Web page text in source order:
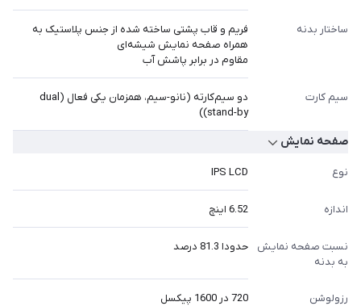
ساختار بدنه
فریم و قاب پشتی ساخته شده از جنس پلاستیک به
همراه صفحه نمایش شیشه‌ای
مقاوم در برابر پاشش آب
سیم کارت
دو سیم‌کارته (نانو-سیم، همزمان یکی فعال (dual
stand-by))
صفحه نمایش
نوع IPS LCD
اندازه 6.52 اینچ
نسبت صفحه نمایش
به بدنه
حدودا 81.3 درصد
رزولوشن 720 در 1600 پیکسل